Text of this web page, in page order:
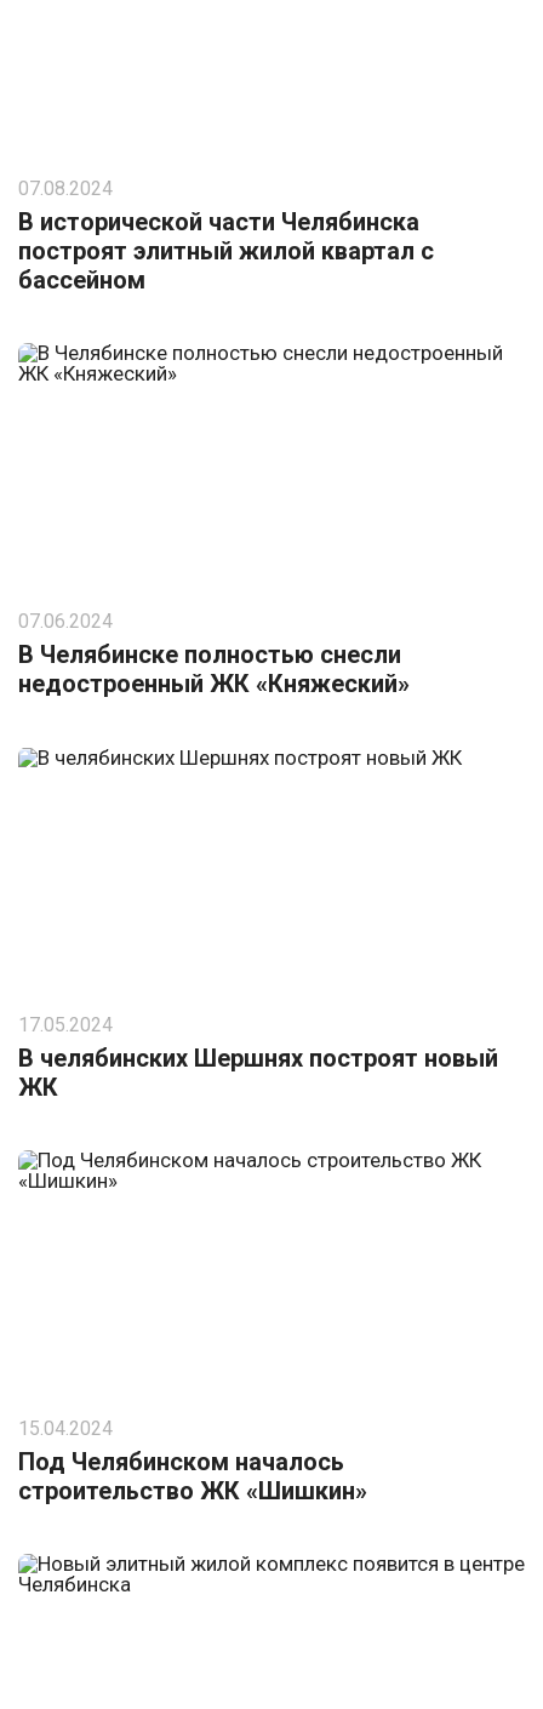
07.08.2024
В исторической части Челябинска
построят элитный жилой квартал с
бассейном
07.06.2024
В Челябинске полностью снесли
недостроенный ЖК «Княжеский»
17.05.2024
В челябинских Шершнях построят новый
ЖК
15.04.2024
Под Челябинском началось
строительство ЖК «Шишкин»